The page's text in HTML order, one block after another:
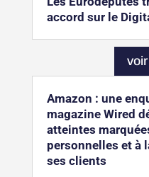
accord sur le
Amazon : une
magazine Wired
atteintes
personnelles et à
ses clients